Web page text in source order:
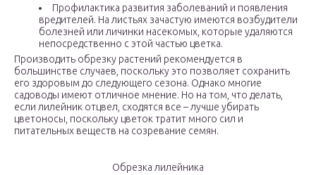
Профилактика развития заболеваний и появления
вредителей. На листьях зачастую имеются возбудители
болезней или личинки насекомых, которые удаляются
непосредственно с этой частью цветка.
Производи­­­­­ть обрезку растений рекомендуется в
большинстве случаев, поскольку это позволяет сохранить
его здоровым до следующего сезона. Однако многие
садоводы имеют отличное мнение. Но на том, что делать,
если лилейник отцвел, сходятся все – лучше убирать
цветоносы, поскольку цветок тратит много сил и
питательных веществ на созревание семян.
Обрезка лилейника